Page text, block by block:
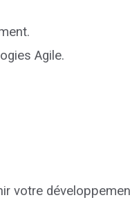
Agile.
votre